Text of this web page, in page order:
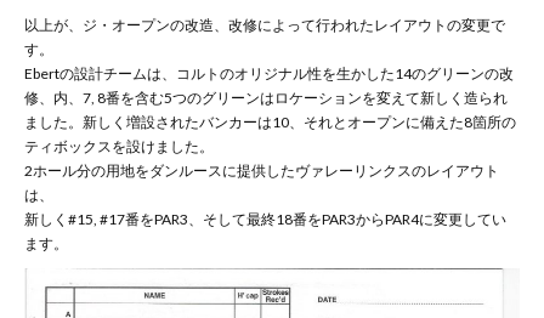
以上が、ジ・オープンの改造、改修によって行われたレイアウトの変更で
す。
Ebertの設計チームは、コルトのオリジナル性を生かした14のグリーンの改
修、内、7, 8番を含む5つのグリーンはロケーションを変えて新しく造られ
ました。新しく増設されたバンカーは10、それとオープンに備えた8箇所の
ティボックスを設けました。
2ホール分の用地をダンルースに提供したヴァレーリンクスのレイアウト
は、
新しく#15, #17番をPAR3、そして最終18番をPAR3からPAR4に変更してい
ます。